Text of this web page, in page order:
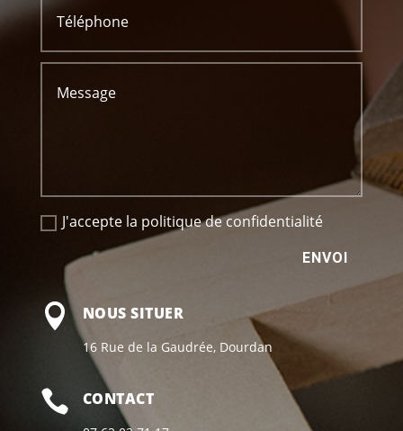
J'accepte la politique de confidentialité
ENVOI
 NOUS SITUER
16 Rue de la Gaudrée, Dourdan
 CONTACT